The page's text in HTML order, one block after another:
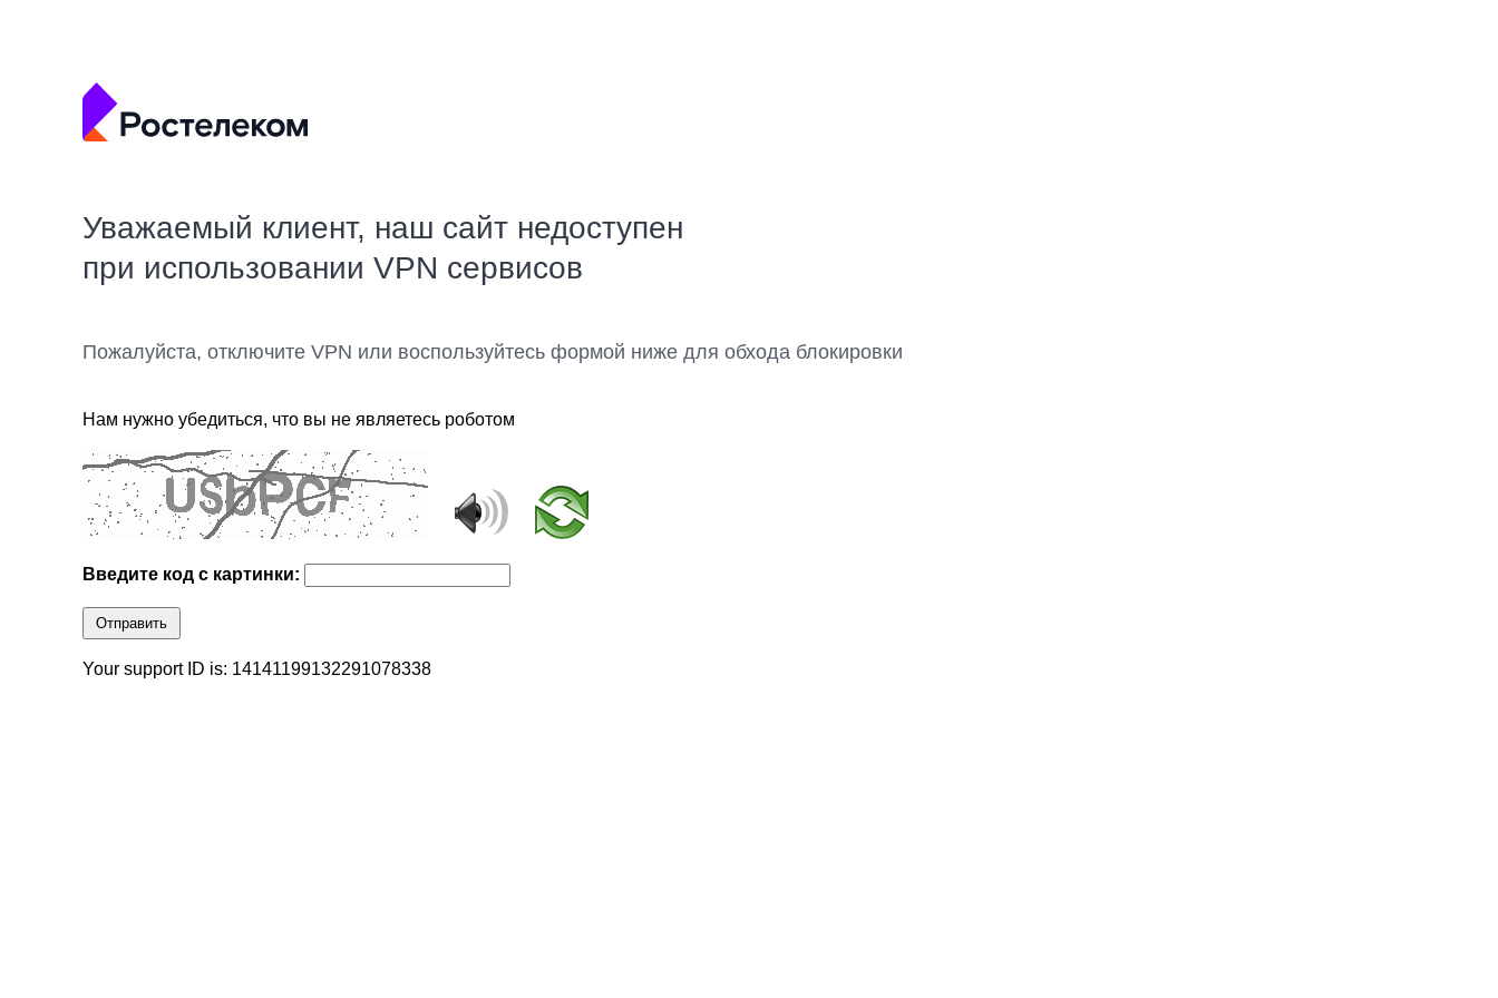
Уважаемый клиент, наш сайт недоступен
при использовании VPN сервисов
Пожалуйста, отключите VPN или воспользуйтесь формой ниже для обхода блокировки
Нам нужно убедиться, что вы не являетесь роботом
Введите код с картинки:
Отправить
Your support ID is: 14141199132291078338